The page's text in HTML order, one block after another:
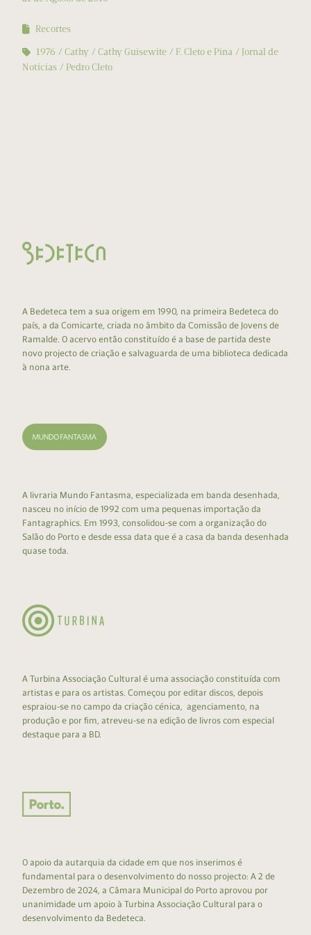
Recortes
1976
Cathy Cathy Guisewite F. Cleto e Pina
Jornal de
Notícias
Pedro Cleto
A Bedeteca tem a sua origem em 1990, na primeira Bedeteca do
país, a da Comicarte, criada no âmbito da Comissão de Jovens de
Ramalde. O acervo então constituído é a base de partida deste
novo projecto de criação e salvaguarda de uma biblioteca dedicada
à nona arte.
A livraria Mundo Fantasma, especializada em banda desenhada,
nasceu no início de 1992 com uma pequenas importação da
Fantagraphics. Em 1993, consolidou-se com a organização do
Salão do Porto e desde essa data que é a casa da banda desenhada
quase toda.
A Turbina Associação Cultural é uma associação constituída com
artistas e para os artistas. Começou por editar discos, depois
espraiou-se no campo da criação cénica, agenciamento, na
produção e por fim, atreveu-se na edição de livros com especial
destaque para a BD.
O apoio da autarquia da cidade em que nos inserimos é
fundamental para o desenvolvimento do nosso projecto: A 2 de
Dezembro de 2024, a Câmara Municipal do Porto aprovou por
unanimidade um apoio à Turbina Associação Cultural para o
desenvolvimento da Bedeteca.